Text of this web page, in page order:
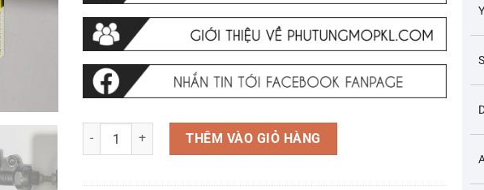
Pen đạp thắng phanh sau Honda Hornet 250 CBR250 CBR400 CBR600
THÊM VÀO GIỎ HÀNG